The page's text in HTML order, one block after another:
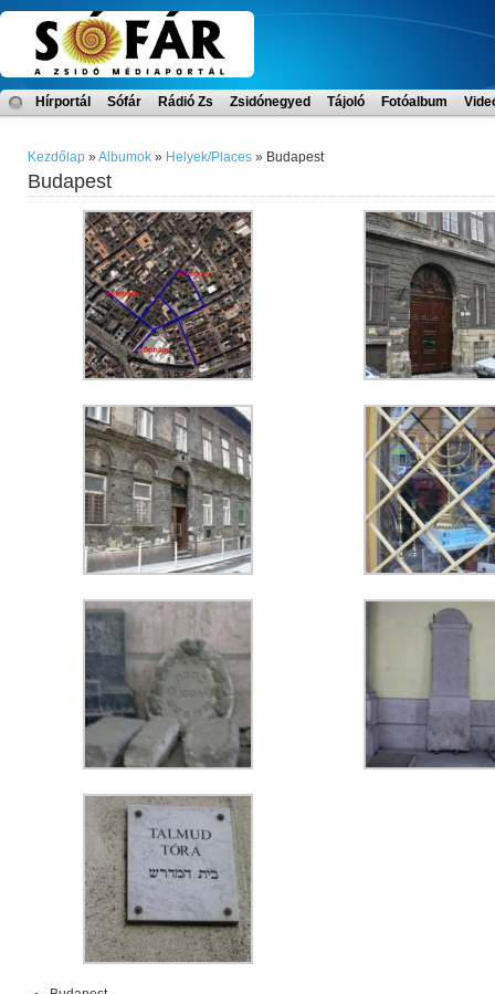
Hírportál Sófár Rádió Zs Zsidónegyed Tájoló Fotóalbum
Kezdőlap »Albumok » Helyek/Places » Budapest
Budapest